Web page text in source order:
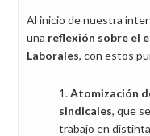
Al inicio de nuestra
una reflexión sobre el
Laborales, con estos
Atomización
sindicales, que
trabajo en